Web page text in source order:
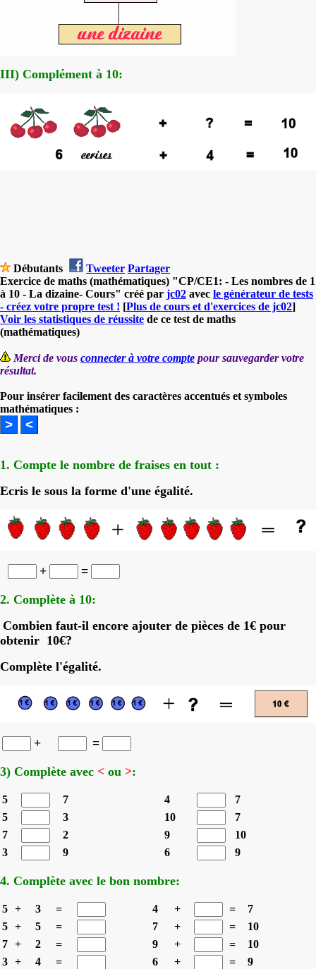
III) Complément à 10:
Débutants Tweeter Partager
Exercice de maths (mathématiques) "CP/CE1: - Les nombres de 1
à 10 - La dizaine- Cours" créé par jc02 avec le générateur de tests
- créez votre propre test ! [Plus de cours et d'exercices de jc02]
Voir les statistiques de réussite de ce test de maths
(mathématiques)
Merci de vous connecter à votre compte pour sauvegarder votre
résultat.
Pour insérer facilement des caractères accentués et symboles
mathématiques :
1. Compte le nombre de fraises en tout :
Ecris le sous la forme d'une égalité.
+
=
2. Complète à 10:
Combien faut-il encore ajouter de pièces de 1€ pour
obtenir 10€?
Complète l'égalité.
+
=
3) Complète avec < ou >:
5 7 4
7
5
3 10
7
7
2 9
10
3
9 6 9
4. Complète avec le bon nombre:
5 + 3 = 4 + =
7
5 + 5 = 7 + =
10
7 + 2 = 9 + =
10
3 + 4 = 6 + = 9